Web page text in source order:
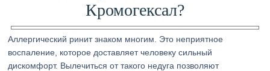
Кромогексал?
Аллергический ринит знаком многим. Это неприятное
воспаление, которое доставляет человеку сильный
дискомфорт. Вылечиться от такого недуга позволяют